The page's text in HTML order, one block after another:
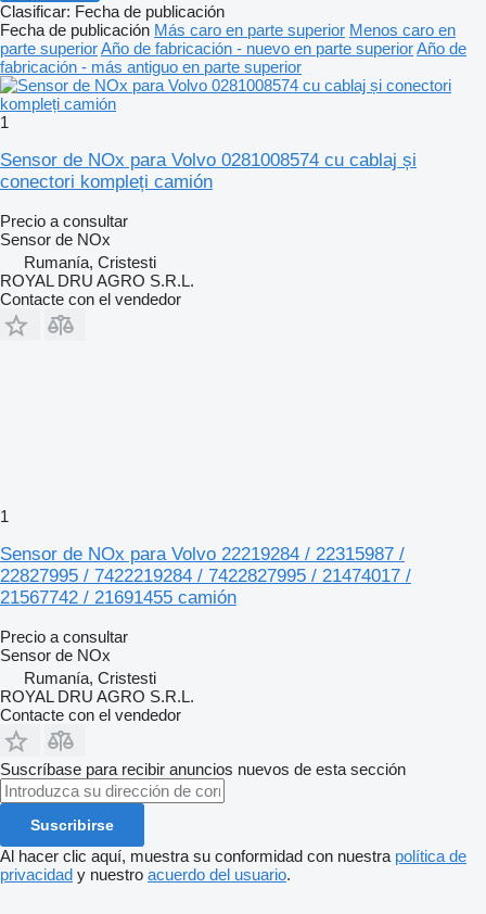
Clasificar: Fecha de publicación
Fecha de publicación Más caro en parte superior Menos caro en
parte superiorAño de fabricación - nuevo en parte superiorAño de
fabricación - más antiguo en parte superior
1
Sensor de NOx para Volvo 0281008574 cu cablaj și
conectori kompleți camión
Precio a consultar
Sensor de NOx
Rumanía, Cristesti
ROYAL DRU AGRO S.R.L.
Contacte con el vendedor
1
Sensor de NOx para Volvo 22219284 / 22315987 /
22827995 / 7422219284 / 7422827995 / 21474017 /
21567742 / 21691455 camión
Precio a consultar
Sensor de NOx
Rumanía, Cristesti
ROYAL DRU AGRO S.R.L.
Contacte con el vendedor
Suscríbase para recibir anuncios nuevos de esta sección
Suscribirse
Al hacer clic aquí, muestra su conformidad con nuestra política de
privacidad y nuestro acuerdo del usuario.